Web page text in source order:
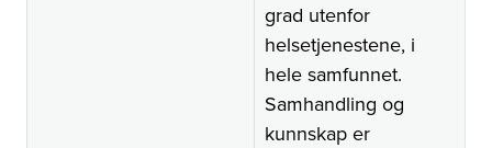
grad utenfor
helsetjenestene, i
hele samfunnet.
Samhandling og
kunnskap er